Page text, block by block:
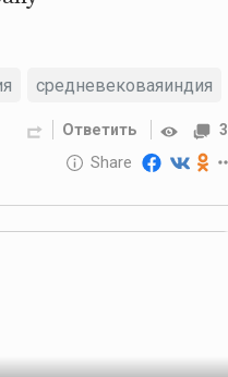
средневековаяиндия
Ответить 3
Share
Reward
10 GOLOS